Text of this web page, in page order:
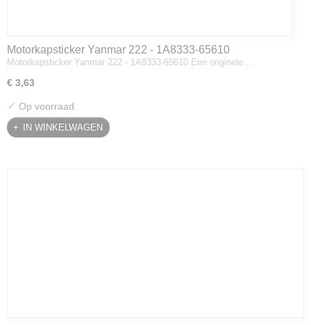
Motorkapsticker Yanmar 222 - 1A8333-65610
Motorkapsticker Yanmar 222 - 1A8333-65610 Een originele…
€ 3,63
✓ Op voorraad
IN WINKELWAGEN